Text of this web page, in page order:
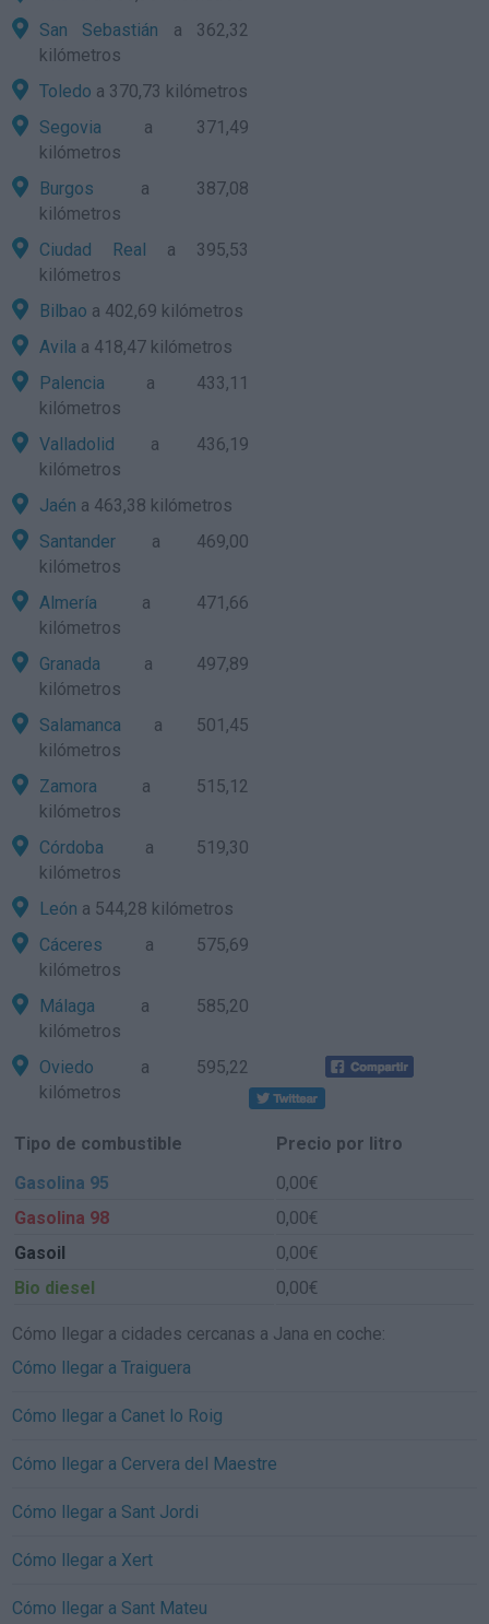
San Sebastián a 362,32
kilómetros
Toledo a 370,73 kilómetros
Segovia a 371,49
kilómetros
Burgos a 387,08
kilómetros
Ciudad Real a 395,53
kilómetros
Bilbao a 402,69 kilómetros
Avila a 418,47 kilómetros
Palencia a 433,11
kilómetros
Valladolid a 436,19
kilómetros
Jaén a 463,38 kilómetros
Santander a 469,00
kilómetros
Almería a 471,66
kilómetros
Granada a 497,89
kilómetros
Salamanca a 501,45
kilómetros
Zamora a 515,12
kilómetros
Córdoba a 519,30
kilómetros
León a 544,28 kilómetros
Cáceres a 575,69
kilómetros
Málaga a 585,20
kilómetros
Oviedo a 595,22
kilómetros
Tipo de combustible
Precio por litro
Gasolina 95
0,00€
Gasolina 98
0,00€
Gasoil
0,00€
Bio diesel
0,00€
Cómo llegar a cidades cercanas a Jana en coche:
Cómo llegar a Traiguera
Cómo llegar a Canet lo Roig
Cómo llegar a Cervera del Maestre
Cómo llegar a Sant Jordi
Cómo llegar a Xert
Cómo llegar a Sant Mateu